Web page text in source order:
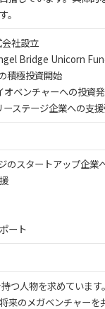
。
社設立
Bridge Unicorn
積極投資開始
オベンチャーへの投資
ステージ企業への支
のスタートアップ企業
ート
つ人物を求めていま
来のメガベンチャー